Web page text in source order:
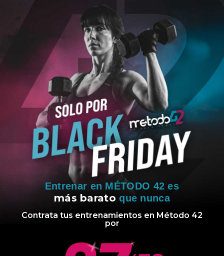
Entrenar en MÉTODO 42 es
más barato que nunca
Contrata tus entrenamientos en Método 42
por